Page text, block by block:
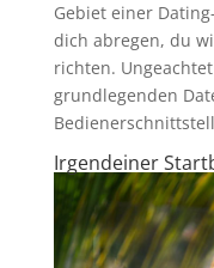
Gebiet einer
dich abregen, du
richten.
grundlegenden
Irgendeiner